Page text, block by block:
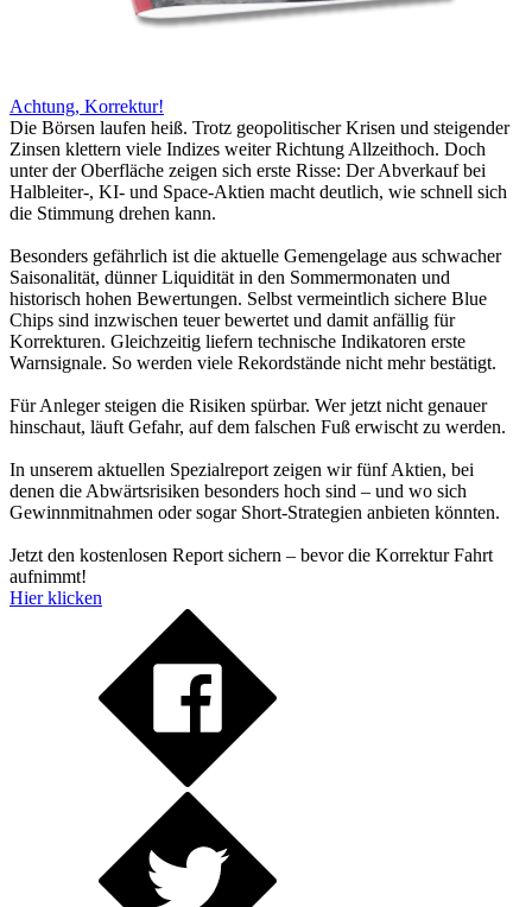
Achtung, Korrektur!
Die Börsen laufen heiß. Trotz geopolitischer Krisen und steigender
Zinsen klettern viele Indizes weiter Richtung Allzeithoch. Doch
unter der Oberfläche zeigen sich erste Risse: Der Abverkauf bei
Halbleiter-, KI- und Space-Aktien macht deutlich, wie schnell sich
die Stimmung drehen kann.
Besonders gefährlich ist die aktuelle Gemengelage aus schwacher
Saisonalität, dünner Liquidität in den Sommermonaten und
historisch hohen Bewertungen. Selbst vermeintlich sichere Blue
Chips sind inzwischen teuer bewertet und damit anfällig für
Korrekturen. Gleichzeitig liefern technische Indikatoren erste
Warnsignale. So werden viele Rekordstände nicht mehr bestätigt.
Für Anleger steigen die Risiken spürbar. Wer jetzt nicht genauer
hinschaut, läuft Gefahr, auf dem falschen Fuß erwischt zu werden.
In unserem aktuellen Spezialreport zeigen wir fünf Aktien, bei
denen die Abwärtsrisiken besonders hoch sind – und wo sich
Gewinnmitnahmen oder sogar Short-Strategien anbieten könnten.
Jetzt den kostenlosen Report sichern – bevor die Korrektur Fahrt
aufnimmt!
Hier klicken